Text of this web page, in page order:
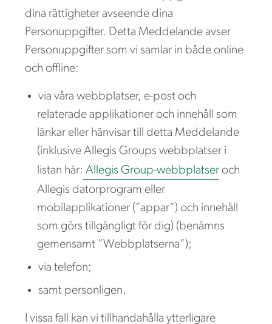
dina rättigheter avseende dina
Personuppgifter. Detta Meddelande avser
Personuppgifter som vi samlar in både online
och offline:
via våra webbplatser, e-post och
relaterade applikationer och innehåll som
länkar eller hänvisar till detta Meddelande
(inklusive Allegis Groups webbplatser i
listan här: Allegis Group-webbplatser och
Allegis datorprogram eller
mobilapplikationer (”appar”) och innehåll
som görs tillgängligt för dig) (benämns
gemensamt ”Webbplatserna”);
via telefon;
samt personligen.
I vissa fall kan vi tillhandahålla ytterligare